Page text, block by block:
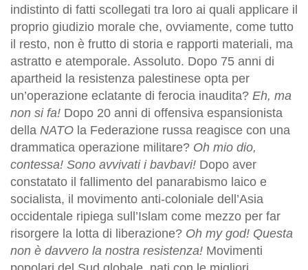
indistinto di fatti scollegati tra loro ai quali applicare il
proprio giudizio morale che, ovviamente, come tutto
il resto, non è frutto di storia e rapporti materiali, ma
astratto e atemporale. Assoluto. Dopo 75 anni di
apartheid la resistenza palestinese opta per
un’operazione eclatante di ferocia inaudita? Eh, ma
non si fa! Dopo 20 anni di offensiva espansionista
della NATO la Federazione russa reagisce con una
drammatica operazione militare? Oh mio dio,
contessa! Sono avvivati i bavbavi! Dopo aver
constatato il fallimento del panarabismo laico e
socialista, il movimento anti-coloniale dell’Asia
occidentale ripiega sull’Islam come mezzo per far
risorgere la lotta di liberazione? Oh my god! Questa
non è davvero la nostra resistenza! Movimenti